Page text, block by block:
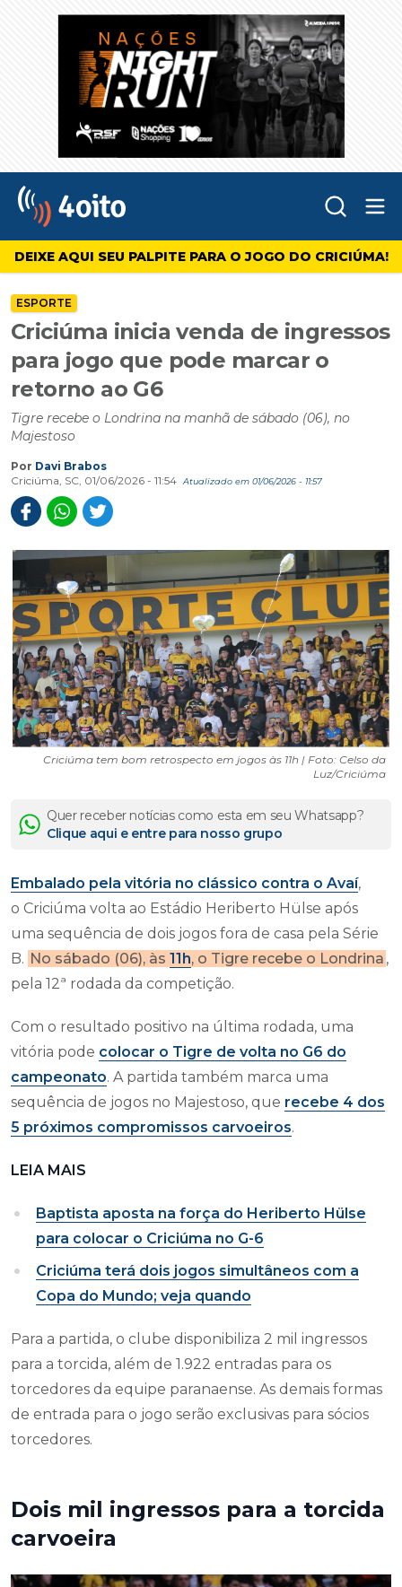
4oito
DEIXE AQUI SEU PALPITE PARA O JOGO DO CRICIÚMA!
ESPORTE
Criciúma inicia venda de ingressos
para jogo que pode marcar o
retorno ao G6
Tigre recebe o Londrina na manhã de sábado (06), no
Majestoso
Por Davi Brabos
Criciúma, SC, 01/06/2026 - 11:54
Atualizado em 01/06/2026 - 11:57
Criciúma tem bom retrospecto em jogos às 11h | Foto: Celso da
Luz/Criciúma
Quer receber notícias como esta em seu Whatsapp?
Clique aqui e entre para nosso grupo
Embalado pela vitória no clássico contra o Avaí,
o Criciúma volta ao Estádio Heriberto Hülse após
uma sequência de dois jogos fora de casa pela Série
B. No sábado (06), às 11h, o Tigre recebe o Londrina ,
pela 12ª rodada da competição.
Com o resultado positivo na última rodada, uma
vitória pode colocar o Tigre de volta no G6 do
campeonato. A partida também marca uma
sequência de jogos no Majestoso, que recebe 4 dos
5 próximos compromissos carvoeiros.
LEIA MAIS
Baptista aposta na força do Heriberto Hülse
para colocar o Criciúma no G-6
Criciúma terá dois jogos simultâneos com a
Copa do Mundo; veja quando
Para a partida, o clube disponibiliza 2 mil ingressos
para a torcida, além de 1.922 entradas para os
torcedores da equipe paranaense. As demais formas
de entrada para o jogo serão exclusivas para sócios
torcedores.
Dois mil ingressos para a torcida
carvoeira